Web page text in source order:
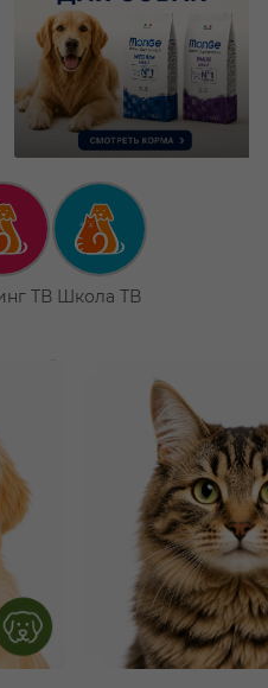
ТВ Школа ТВ